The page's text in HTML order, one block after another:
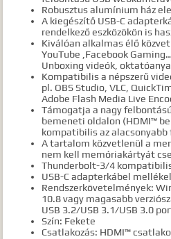
Robusztus alumínium ház
A kiegészítő USB-C
rendelkező eszközökön is
Kiválóan alkalmas élő
YouTube ,Facebook
Unboxing videók,
Kompatibilis a népszerű
pl. OBS Studio, VLC,
Adobe Flash Media Live
Támogatja a nagy
bemeneti oldalon (HDMI™
kompatibilis az
A tartalom közvetlenül a
nem kell memóriakártyát
Thunderbolt-3/4
USB-C adapterkábel
Rendszerkövetelmények:
10.8 vagy magasabb
USB 3.2/USB 3.1/USB 3.0
Szín: Fekete
Csatlakozás: HDMI™